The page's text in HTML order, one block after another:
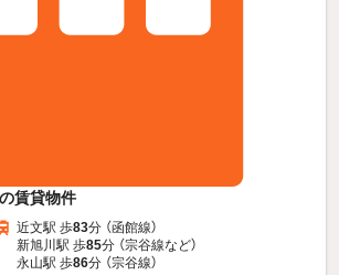
賃貸物件
近文駅 歩83分 （函館線）
新旭川駅 歩85分 （宗谷線など）
永山駅 歩86分 （宗谷線）